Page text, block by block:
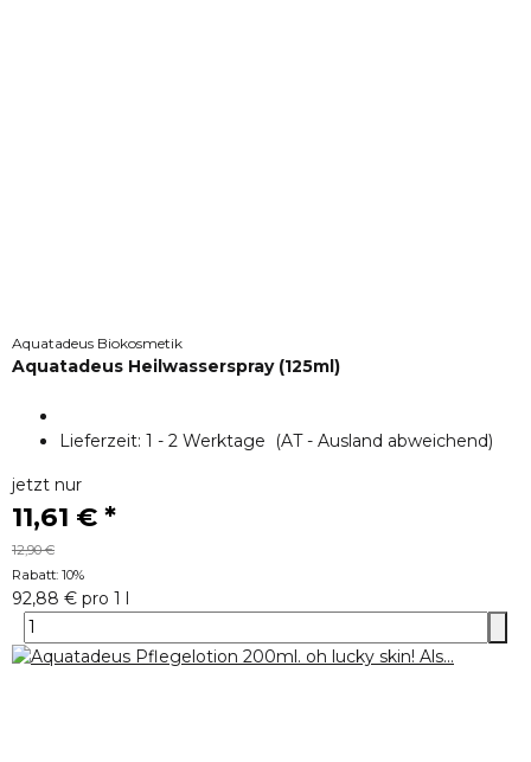
Aquatadeus Biokosmetik
Aquatadeus Heilwasserspray (125ml)
Lieferzeit: 1 - 2 Werktage (AT - Ausland abweichend)
jetzt nur
11,61 € *
12,90 €
Rabatt: 10%
92,88 € pro 1 l